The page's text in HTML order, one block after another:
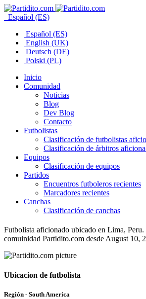
Español (ES)
Español (ES)
English (UK)
Deutsch (DE)
Polski (PL)
Inicio
Comunidad
Noticias
Blog
Dev Blog
Contacto
Futbolistas
Clasificación de futbolistas
Clasificación de árbitros
Equipos
Clasificación de equipos
Partidos
Encuentros futboleros recientes
Marcadores recientes
Canchas
Clasificación de canchas
Futbolista aficionado ubicado en Lima,
comuinidad Partidito.com desde August 10,
Ubicacion de futbolista
Región - South America